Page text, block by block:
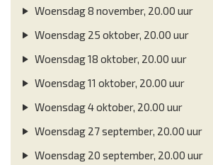
Woensdag 8 november, 20.00 uur
Woensdag 25 oktober, 20.00 uur
Woensdag 18 oktober, 20.00 uur
Woensdag 11 oktober, 20.00 uur
Woensdag 4 oktober, 20.00 uur
Woensdag 27 september, 20.00 uur
Woensdag 20 september, 20.00 uur